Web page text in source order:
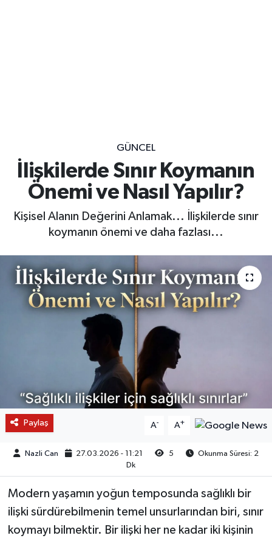
GÜNCEL
İlişkilerde Sınır Koymanın
Önemi ve Nasıl Yapılır?
Kişisel Alanın Değerini Anlamak... İlişkilerde sınır
koymanın önemi ve daha fazlası...
Paylaş A- A+
Nazli Can 27.03.2026 - 11:21 5
Okunma Süresi: 2
Dk
Modern yaşamın yoğun temposunda sağlıklı bir
ilişki sürdürebilmenin temel unsurlarından biri, sınır
koymayı bilmektir. Bir ilişki her ne kadar iki kişinin